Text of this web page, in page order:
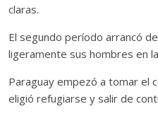
claras.
El segundo período arrancó
ligeramente sus hombres en
Paraguay empezó a tomar el
eligió refugiarse y salir de